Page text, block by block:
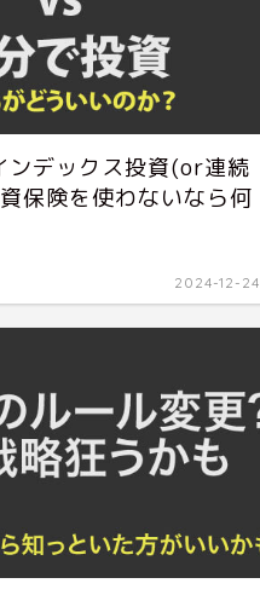
ンデックス投資(or連続
保険を使わないなら何
2024-12-24